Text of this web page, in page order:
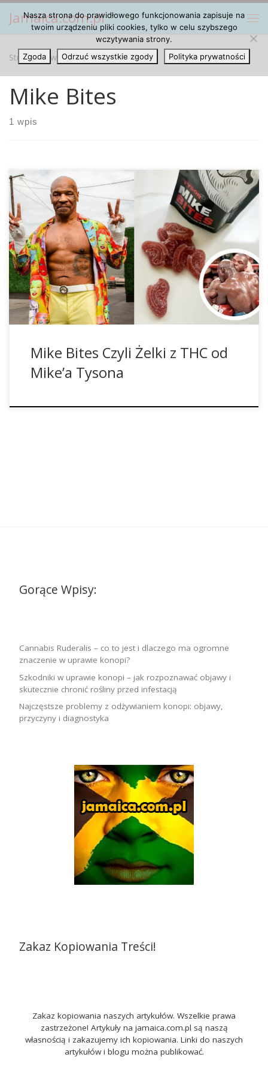
Przejdź do treści
Jamaica.com.pl
Strona główna » Mike Bites
Mike Bites
1 wpis
Tyson Wypuszcza Na Rynek Kannabisowe Żelki w Kształcie
Odgryzionego Ucha Pod koniec lat 90-tych był to jeden z
największych skandali sportowych: Podczas gorąco
wyczekiwanej walki bokserskiej wagi ciężkiej Mike Tyson z
frustracji odgryza ucho swojemu przeciwnikowi Evanderowi
Holyfieldowi. Dziś Żelaznego Mike’a nie trzeba się już bać,
bo z pewnością swój […]
Mike Bites Czyli Żelki z THC od
Mike’a Tysona
Gorące Wpisy:
Cannabis Ruderalis – co to jest i dlaczego ma ogromne
znaczenie w uprawie konopi?
Szkodniki w uprawie konopi – jak rozpoznawać objawy i
skutecznie chronić rośliny przed infestacją
Najczęstsze problemy z odżywianiem konopi: objawy,
przyczyny i diagnostyka
Zakaz Kopiowania Treści!
Zakaz kopiowania naszych artykułów. Wszelkie prawa
zastrzeżone! Artykuły na jamaica.com.pl są naszą
własnością i zakazujemy ich kopiowania. Linki do naszych
artykułów i blogu można publikować.
Nasza strona do prawidłowego funkcjonowania zapisuje na
twoim urządzeniu pliki cookies, tylko w celu szybszego
wczytywania strony.
Zgoda
Odrzuć wszystkie zgody Polityka prywatności